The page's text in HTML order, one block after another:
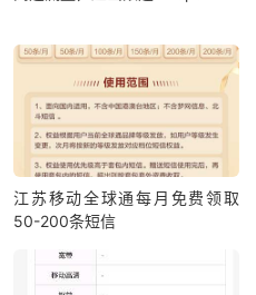
江苏移动全球通每月免费领取
50-200条短信